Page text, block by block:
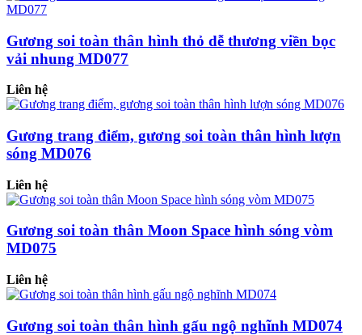
Gương soi toàn thân hình thỏ dễ thương viền bọc
vải nhung MD077
Liên hệ
Gương trang điểm, gương soi toàn thân hình lượn
sóng MD076
Liên hệ
Gương soi toàn thân Moon Space hình sóng vòm
MD075
Liên hệ
Gương soi toàn thân hình gấu ngộ nghĩnh MD074